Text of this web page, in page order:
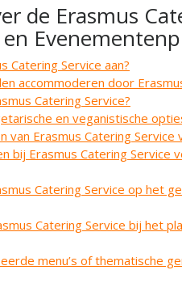
de Erasmus
Service aan?
accommoderen door
Catering Service?
en veganistische
van Erasmus Catering Service
Erasmus Catering Service
Catering Service op het
Catering Service bij het
menu’s of thematische